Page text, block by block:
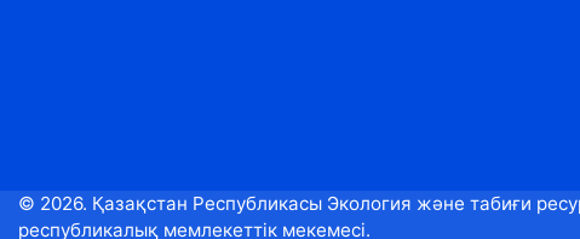
© 2026. Қазақстан Республикасы Экология және табиғи
республикалық мемлекеттік мекемесі.